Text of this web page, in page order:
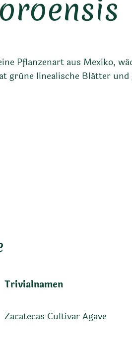
Pflanzenart aus Mexiko,
grüne linealische Blätter
Trivialnamen
Zacatecas Cultivar Agave